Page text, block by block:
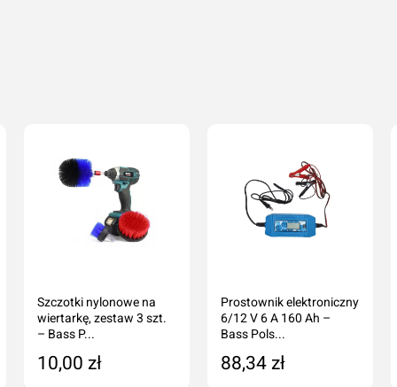
Szczotki nylonowe na
wiertarkę, zestaw 3 szt.
– Bass P...
10,00 zł
Prostownik elektroniczny
6/12 V 6 A 160 Ah –
Bass Pols...
88,34 zł